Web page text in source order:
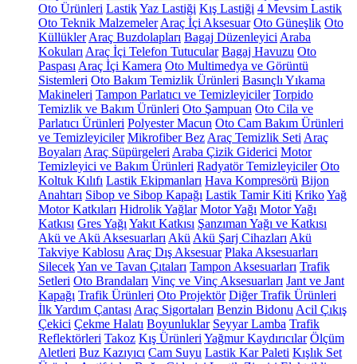
Oto Ürünleri LastikYaz Lastiği Kış Lastiği 4 Mevsim Lastik
Oto Teknik Malzemeler Araç İçi Aksesuar Oto Güneşlik Oto
Küllükler Araç Buzdolapları Bagaj Düzenleyici Araba
Kokuları Araç İçi Telefon Tutucular Bagaj Havuzu Oto
Paspası Araç İçi Kamera Oto Multimedya ve Görüntü
Sistemleri Oto Bakım Temizlik Ürünleri Basınçlı Yıkama
Makineleri Tampon Parlatıcı ve Temizleyiciler Torpido
Temizlik ve Bakım Ürünleri Oto Şampuan Oto Cila ve
Parlatıcı Ürünleri Polyester Macun Oto Cam Bakım Ürünleri
ve Temizleyiciler Mikrofiber Bez Araç Temizlik Seti Araç
Boyaları Araç Süpürgeleri Araba Çizik Giderici Motor
Temizleyici ve Bakım Ürünleri Radyatör Temizleyiciler Oto
Koltuk Kılıfı Lastik Ekipmanları Hava Kompresörü Bijon
Anahtarı Sibop ve Sibop Kapağı Lastik Tamir Kiti KrikoYağ
Motor Katkıları Hidrolik Yağlar Motor Yağı Motor Yağı
Katkısı Gres Yağı Yakıt Katkısı Şanzıman Yağı ve Katkısı
Akü ve Akü Aksesuarları Akü Akü Şarj Cihazları Akü
Takviye Kablosu Araç Dış Aksesuar Plaka Aksesuarları
SilecekYan ve Tavan Çıtaları Tampon Aksesuarları Trafik
Setleri Oto Brandaları Vinç ve Vinç Aksesuarları Jant ve Jant
Kapağı Trafik Ürünleri Oto Projektör Diğer Trafik Ürünleri
İlk Yardım Çantası Araç Sigortaları Benzin Bidonu Acil Çıkış
Çekici Çekme Halatı Boyunluklar Seyyar Lamba Trafik
Reflektörleri Takoz Kış Ürünleri Yağmur Kaydırıcılar Ölçüm
Aletleri Buz Kazıyıcı Cam Suyu Lastik Kar Paleti Kışlık Set